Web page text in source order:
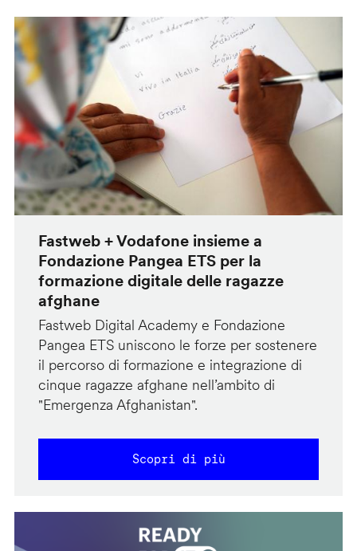
Fastweb + Vodafone insieme a
Fondazione Pangea ETS per la
formazione digitale delle ragazze
afghane
Fastweb Digital Academy e Fondazione
Pangea ETS uniscono le forze per sostenere
il percorso di formazione e integrazione di
cinque ragazze afghane nell’ambito di
"Emergenza Afghanistan".
Scopri di più